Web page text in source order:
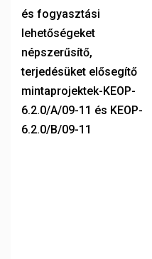
és fogyasztási
lehetőségeket
népszerűsítő,
terjedésüket elősegítő
mintaprojektek-KEOP-
6.2.0/A/09-11 és KEOP-
6.2.0/B/09-11